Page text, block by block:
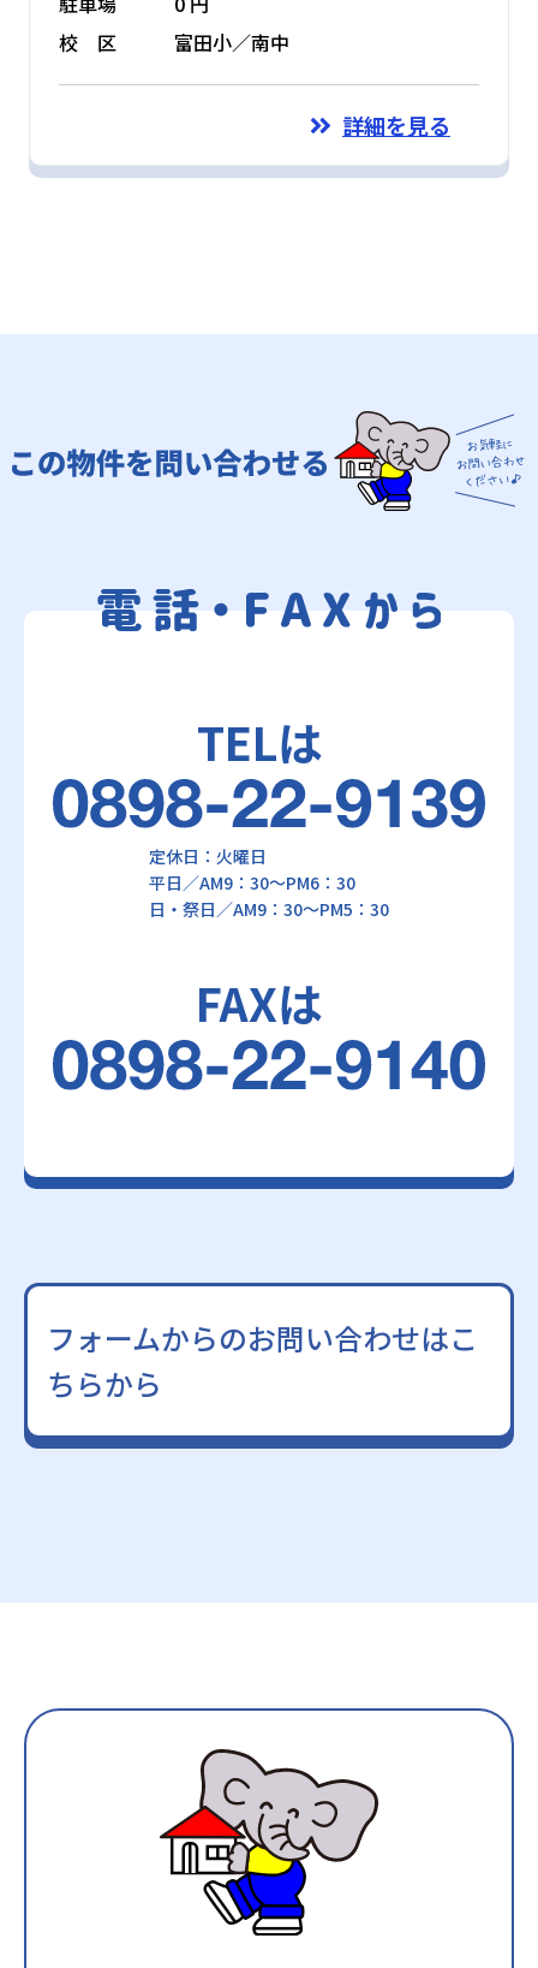
校 区
富田小／南中
詳細を見る
TELは
定休日：火曜日
平日／AM9：30～PM6：30
日・祭日／AM9：30～PM5：30
FAXは
フォームからのお問い合わせはこ
ちらから